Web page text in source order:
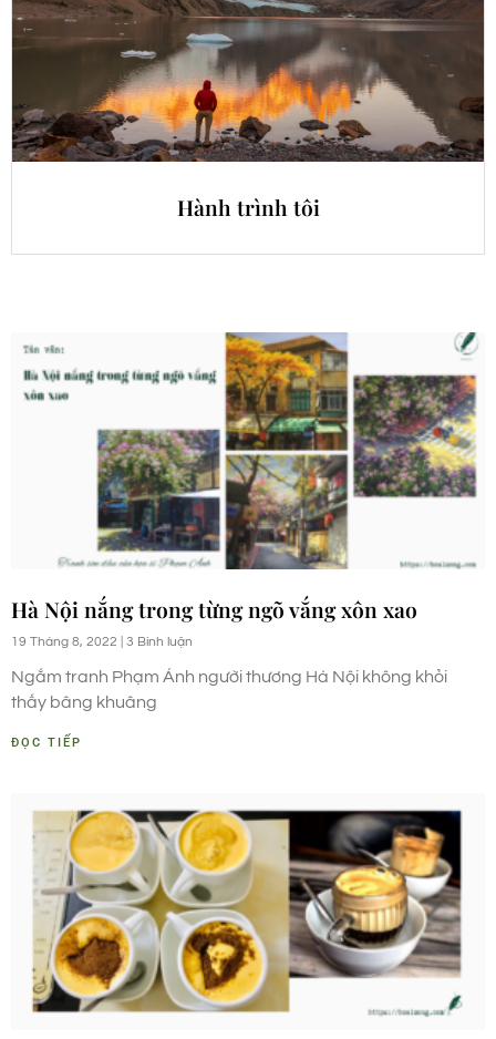
Hành trình tôi
Hà Nội nắng trong từng ngõ vắng xôn xao
19 Tháng 8, 2022 3 Bình luận
Ngắm tranh Phạm Ánh người thương Hà Nội không khỏi
thấy bâng khuâng
ĐỌC TIẾP